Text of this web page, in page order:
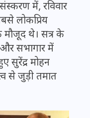
में, रविवार
लोकप्रिय
मौजूद थे। सत्र के
और सभागार में
सुरेंद्र मोहन
से जुड़ी तमात